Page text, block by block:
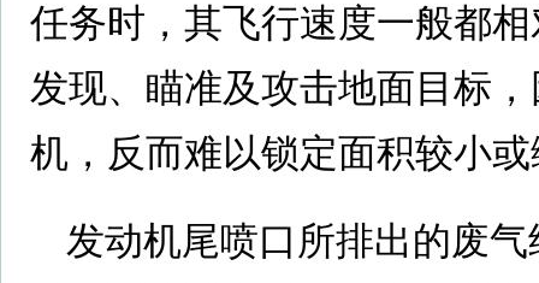
任务时，其飞行速度一般都
发现、瞄准及攻击地面目标
机，反而难以锁定面积较小
发动机尾喷口所排出的废